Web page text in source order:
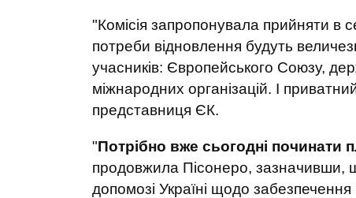
"Комісія запропонувала прийняти в
потреби відновлення будуть
учасників: Європейського Союзу,
міжнародних організацій. І
представниця ЄК.
"Потрібно вже сьогодні
продовжила Пісонеро, зазначивши,
допомозі Україні щодо